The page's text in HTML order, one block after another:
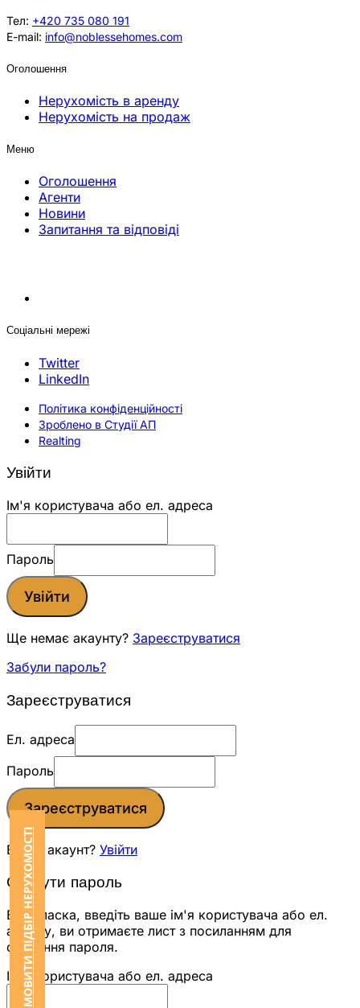
Тел: +420 735 080 191
E-mail: info@noblessehomes.com
Оголошення
Нерухомість в аренду
Нерухомість на продаж
Меню
Оголошення
Агенти
Новини
Запитання та відповіді
Соціальні мережі
Twitter
LinkedIn
Політика конфіденційності
Зроблено в Студії АП
Realting
ЗАМОВИТИ ПІДБІР НЕРУХОМОСТІ
Увійти
Ім'я користувача або ел. адреса
Пароль
Увійти
Ще немає акаунту? Зареєструватися
Забули пароль?
Зареєструватися
Ел. адреса
Пароль
Зареєструватися
Вже є акаунт? Увійти
Скинути пароль
Будь ласка, введіть ваше ім'я користувача або ел.
адресу, ви отримаєте лист з посиланням для
скидання пароля.
Ім'я користувача або ел. адреса